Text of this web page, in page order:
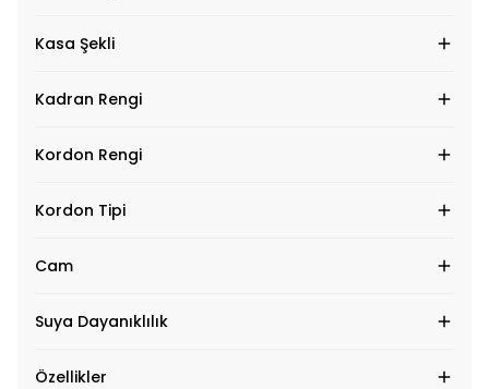
Kasa Şekli
Kadran Rengi
Kordon Rengi
Kordon Tipi
Cam
Suya Dayanıklılık
Özellikler